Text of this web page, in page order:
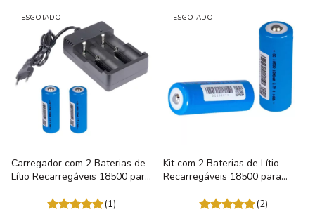
ESGOTADO
Carregador com 2 Baterias de
Lítio Recarregáveis 18500 para
(1)
ESGOTADO
Kit com 2 Baterias de Lítio
Recarregáveis 18500 para
(2)